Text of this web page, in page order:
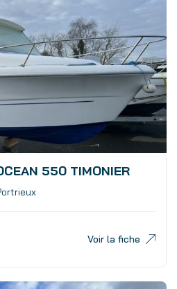
550 TIMONIER
Voir la fiche